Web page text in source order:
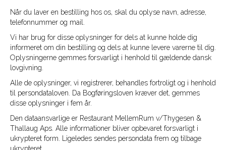
Når du laver en bestilling hos os, skal du oplyse navn, adresse,
telefonnummer og mail.
Vi har brug for disse oplysninger for dels at kunne holde dig
informeret om din bestilling og dels at kunne levere varerne til dig.
Oplysningerne gemmes forsvarligt i henhold til gældende dansk
lovgivning.
Alle de oplysninger, vi registrerer, behandles fortroligt og i henhold
til persondataloven. Da Bogføringsloven kræver det, gemmes
disse oplysninger i fem år.
Den dataansvarlige er Restaurant MellemRum v/Thygesen &
Thallaug Aps. Alle informationer bliver opbevaret forsvarligt i
ukrypteret form. Ligeledes sendes persondata frem og tilbage